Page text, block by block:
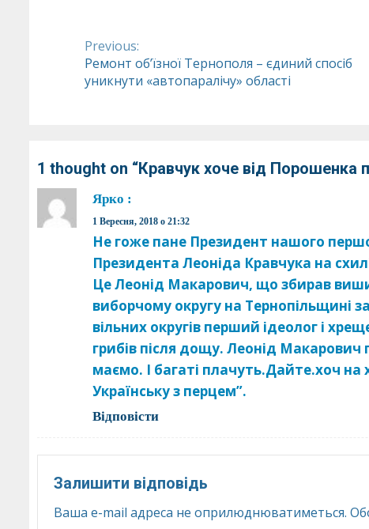
Continue
Reading
Previous:
Ремонт об’їзної Тернополя – єдиний спосіб
уникнути «автопаралічу» області
1 thought on “Кравчук хоче від Порошенка
Ярко :
1 Вересня, 2018 о 21:32
Не гоже пане Президент нашого
Президента Леоніда Кравчука на
Це Леонід Макарович, що збирав
виборчому округу на Тернопільщині
вільних округів перший ідеолог і
грибів після дощу. Леонід
маємо. І багаті плачуть.Дайте.хоч на
Українську з перцем”.
Відповіcти
Залишити відповідь
Ваша e-mail адреса не оприлюднюватиметься.